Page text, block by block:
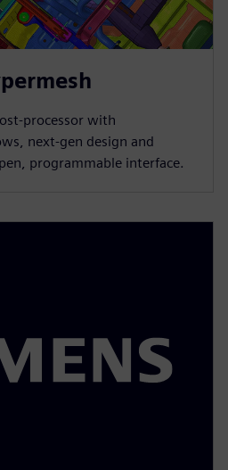
with
next‑gen design and
programmable interface.